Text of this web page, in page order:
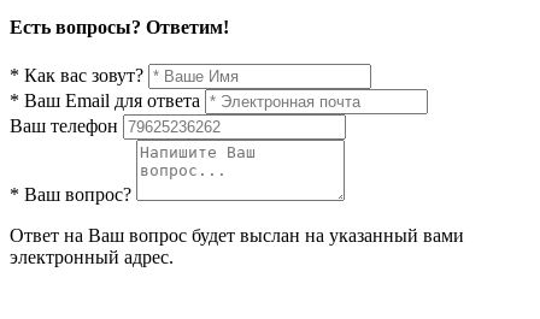
Есть вопросы? Ответим!
* Как вас зовут?
* Ваш Email для ответа
Ваш телефон
* Ваш вопрос?
Ответ на Ваш вопрос будет выслан на указанный вами
электронный адрес.